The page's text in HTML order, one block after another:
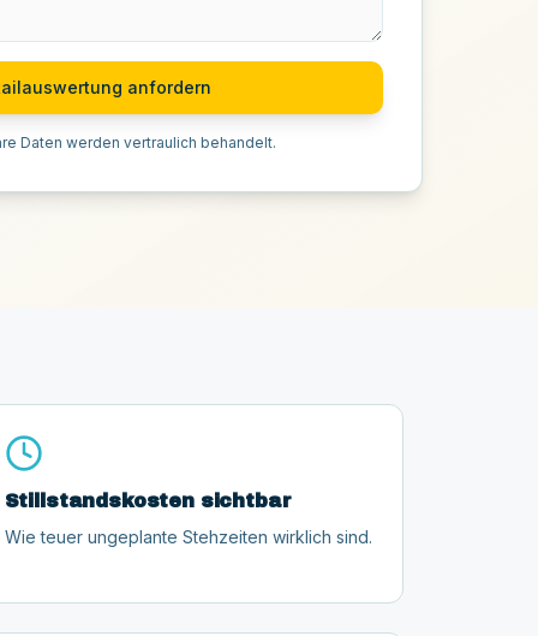
anfordern
Daten werden vertraulich behandelt.
Stillstandskosten sichtbar
Wie teuer ungeplante Stehzeiten wirklich sind.